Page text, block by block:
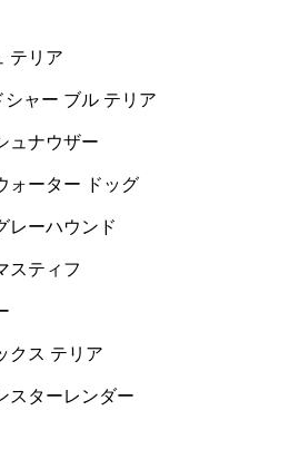
テリア
シャー ブル テリア
ュナウザー
ォーター ドッグ
レーハウンド
スティフ
クス テリア
スターレンダー